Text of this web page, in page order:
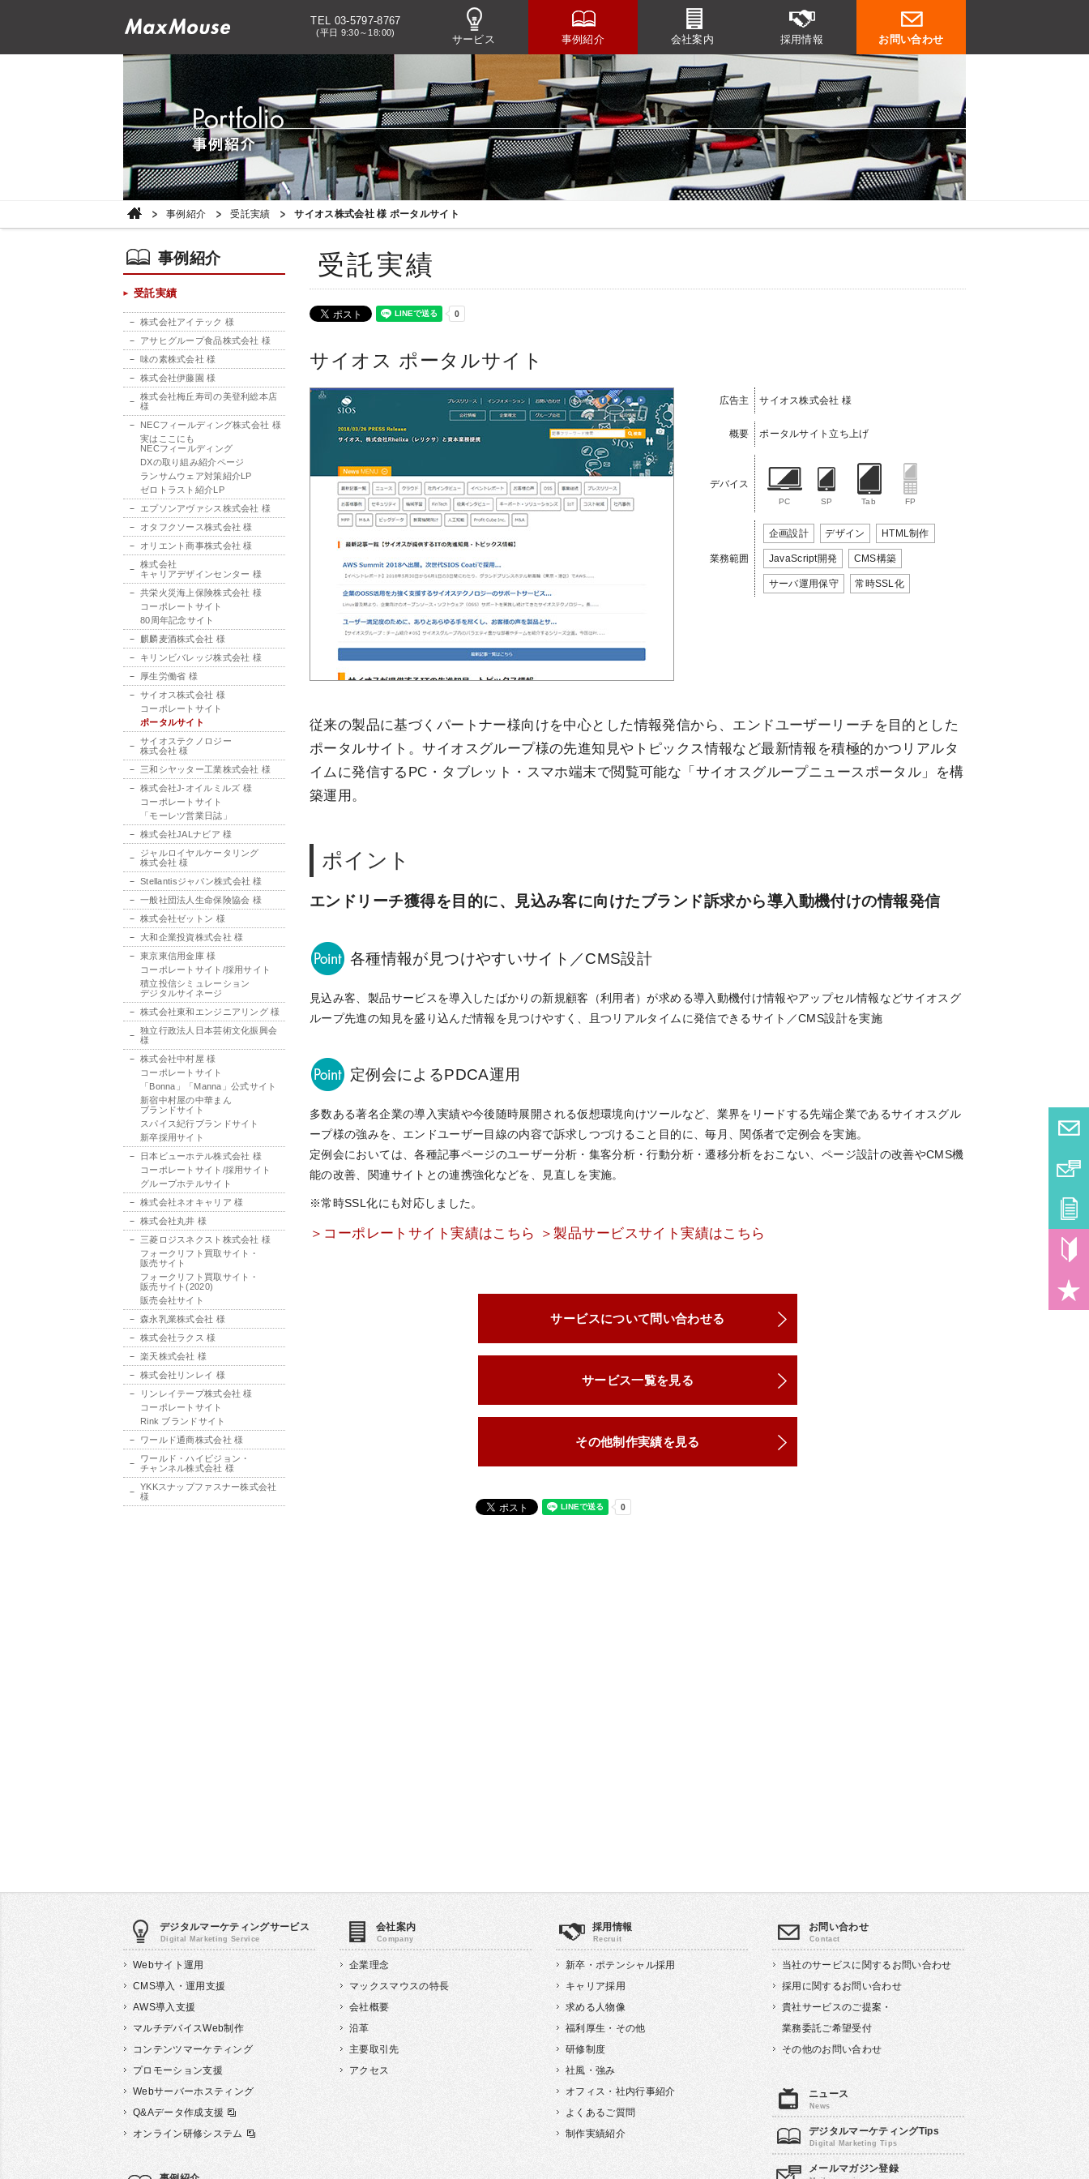
TEL 03-5797-8767
(平日 9:30～18:00)
サービス 事例紹介 会社案内 採用情報 お問い合わせ
事例紹介 受託実績 サイオス株式会社 様 ポータルサイト
受託実績
サイオス ポータルサイト
広告主 サイオス株式会社 様
概要 ポータルサイト立ち上げ
デバイス
PC SP Tab FP
業務範囲
企画設計 デザイン HTML制作
JavaScript開発 CMS構築
サーバ運用保守 常時SSL化
従来の製品に基づくパートナー様向けを中心とした情報発信から、エンドユーザーリーチを目的とした
ポータルサイト。サイオスグループ様の先進知見やトピックス情報など最新情報を積極的かつリアルタ
イムに発信するPC・タブレット・スマホ端末で閲覧可能な「サイオスグループニュースポータル」を構
築運用。
ポイント
エンドリーチ獲得を目的に、見込み客に向けたブランド訴求から導入動機付けの情報発信
各種情報が見つけやすいサイト／CMS設計
見込み客、製品サービスを導入したばかりの新規顧客（利用者）が求める導入動機付け情報やアップセル情報などサイオスグ
ループ先進の知見を盛り込んだ情報を見つけやすく、且つリアルタイムに発信できるサイト／CMS設計を実施
定例会によるPDCA運用
多数ある著名企業の導入実績や今後随時展開される仮想環境向けツールなど、業界をリードする先端企業であるサイオスグル
ープ様の強みを、エンドユーザー目線の内容で訴求しつづけること目的に、毎月、関係者で定例会を実施。
定例会においては、各種記事ページのユーザー分析・集客分析・行動分析・遷移分析をおこない、ページ設計の改善やCMS機
能の改善、関連サイトとの連携強化などを、見直しを実施。
※常時SSL化にも対応しました。
＞コーポレートサイト実績はこちら ＞製品サービスサイト実績はこちら
サービスについて問い合わせる
サービス一覧を見る
その他制作実績を見る
事例紹介
受託実績
株式会社アイテック 様
アサヒグループ食品株式会社 様
味の素株式会社 様
株式会社伊藤園 様
株式会社梅丘寿司の美登利総本店
様
NECフィールディング株式会社 様
実はここにも
NECフィールディング
DXの取り組み紹介ページ
ランサムウェア対策紹介LP
ゼロトラスト紹介LP
エプソンアヴァシス株式会社 様
オタフクソース株式会社 様
オリエント商事株式会社 様
株式会社
キャリアデザインセンター 様
共栄火災海上保険株式会社 様
コーポレートサイト
80周年記念サイト
麒麟麦酒株式会社 様
キリンビバレッジ株式会社 様
厚生労働省 様
サイオス株式会社 様
コーポレートサイト
ポータルサイト
サイオステクノロジー
株式会社 様
三和シヤッター工業株式会社 様
株式会社J-オイルミルズ 様
コーポレートサイト
「モーレツ営業日誌」
株式会社JALナビア 様
ジャルロイヤルケータリング
株式会社 様
Stellantisジャパン株式会社 様
一般社団法人生命保険協会 様
株式会社ゼットン 様
大和企業投資株式会社 様
東京東信用金庫 様
コーポレートサイト/採用サイト
積立投信シミュレーション
デジタルサイネージ
株式会社東和エンジニアリング 様
独立行政法人日本芸術文化振興会
様
株式会社中村屋 様
コーポレートサイト
「Bonna」「Manna」公式サイト
新宿中村屋の中華まん
ブランドサイト
スパイス紀行ブランドサイト
新卒採用サイト
日本ビューホテル株式会社 様
コーポレートサイト/採用サイト
グループホテルサイト
株式会社ネオキャリア 様
株式会社丸井 様
三菱ロジスネクスト株式会社 様
フォークリフト買取サイト・
販売サイト
フォークリフト買取サイト・
販売サイト(2020)
販売会社サイト
森永乳業株式会社 様
株式会社ラクス 様
楽天株式会社 様
株式会社リンレイ 様
リンレイテープ株式会社 様
コーポレートサイト
Rink ブランドサイト
ワールド通商株式会社 様
ワールド・ハイビジョン・
チャンネル株式会社 様
YKKスナップファスナー株式会社
様
デジタルマーケティングサービス
Webサイト運用
CMS導入・運用支援
AWS導入支援
マルチデバイスWeb制作
コンテンツマーケティング
プロモーション支援
Webサーバーホスティング
Q&Aデータ作成支援
オンライン研修システム
会社案内
企業理念
マックスマウスの特長
会社概要
沿革
主要取引先
アクセス
採用情報
新卒・ポテンシャル採用
キャリア採用
求める人物像
福利厚生・その他
研修制度
社風・強み
オフィス・社内行事紹介
よくあるご質問
制作実績紹介
お問い合わせ
当社のサービスに関するお問い合わせ
採用に関するお問い合わせ
貴社サービスのご提案・
業務委託ご希望受付
その他のお問い合わせ
ニュース
デジタルマーケティングTips
メールマガジン登録